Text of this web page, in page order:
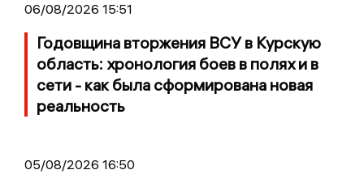
06/08/2026 15:51
Годовщина вторжения ВСУ в Курскую
область: хронология боев в полях и в
сети - как была сформирована новая
реальность
05/08/2026 16:50